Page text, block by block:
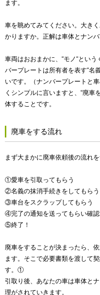
ます。
車を眺めてみてください。大き
かりますか。正解は車体とナンバ
車両はおおまかに、“モノ“とい
バープレートは所有者を表す“名
いです。（ナンバープレートと
くシンプルに言いますと、“廃車
体することです。
廃車をする流れ
まず大まかに廃車依頼後の流れ
①愛車を引取ってもらう
②名義の抹消手続きをしてもらう
③車台をスクラップしてもらう
④完了の通知を送ってもらい確
⑤終了！
廃車をすることが決まったら、
ます。そこで必要書類を渡して
す。①
引取り後、あなたの車は車体と
理がされていきます。